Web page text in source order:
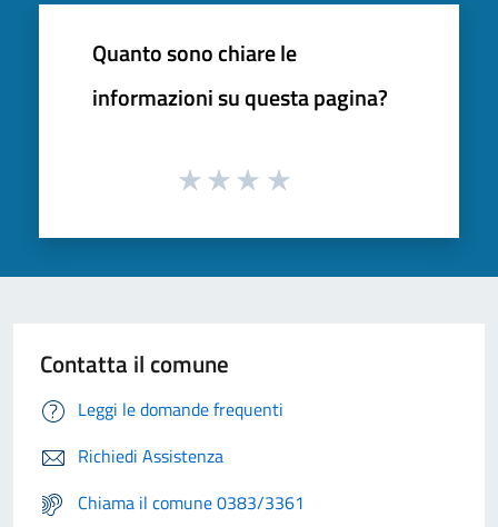
Quanto sono chiare le
informazioni su questa pagina?
Contatta il comune
Leggi le domande frequenti
Richiedi Assistenza
Chiama il comune 0383/3361